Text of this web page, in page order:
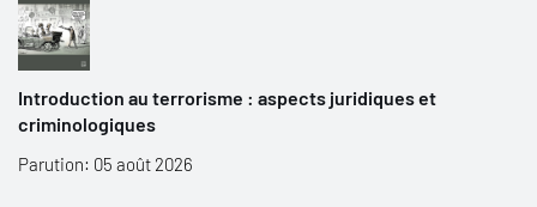
Introduction au terrorisme : aspects juridiques et
criminologiques
Parution: 05 août 2026